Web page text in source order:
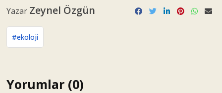
Yazar Zeynel Özgün
#ekoloji
Yorumlar (0)